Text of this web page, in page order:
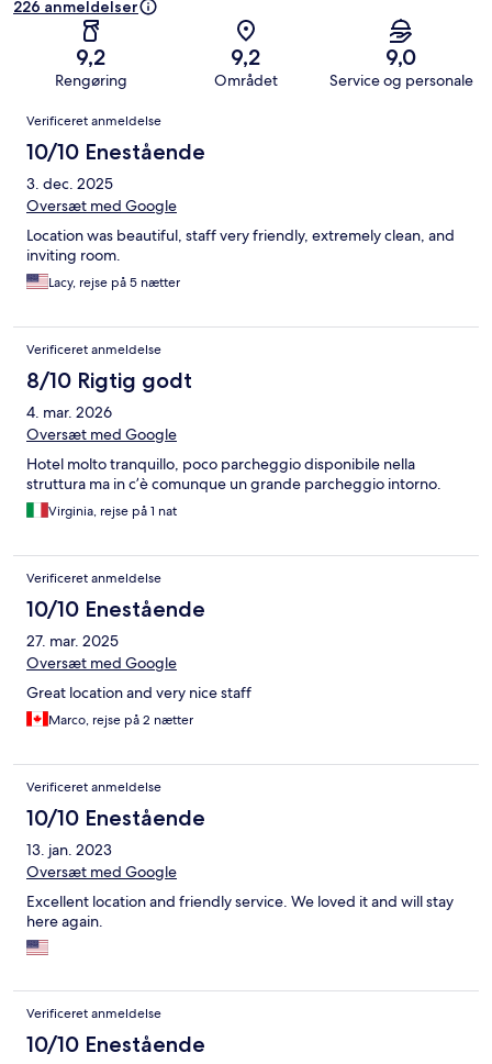
226 anmeldelser
9,2
Rengøring
9,2
Området
9,0
Service og personale
Anmeldelser
Verificeret anmeldelse
10/10 Enestående
3. dec. 2025
Oversæt med Google
Location was beautiful, staff very friendly, extremely clean, and
inviting room.
Lacy, rejse på 5 nætter
Verificeret anmeldelse
8/10 Rigtig godt
4. mar. 2026
Oversæt med Google
Hotel molto tranquillo, poco parcheggio disponibile nella
struttura ma in c’è comunque un grande parcheggio intorno.
Virginia, rejse på 1 nat
Verificeret anmeldelse
10/10 Enestående
27. mar. 2025
Oversæt med Google
Great location and very nice staff
Marco, rejse på 2 nætter
Verificeret anmeldelse
10/10 Enestående
13. jan. 2023
Oversæt med Google
Excellent location and friendly service. We loved it and will stay
here again.
Verificeret anmeldelse
10/10 Enestående